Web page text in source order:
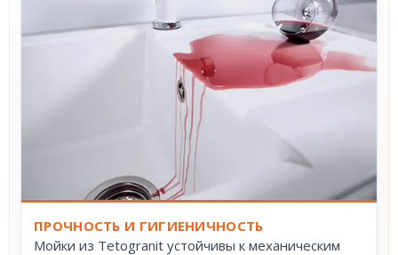
ПРОЧНОСТЬ И ГИГИЕНИЧНОСТЬ
Мойки из Tetogranit устойчивы к механическим